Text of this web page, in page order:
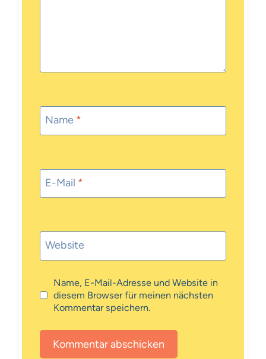
Name *
E-Mail *
Website
Name, E-Mail-Adresse und Website in
diesem Browser für meinen nächsten
Kommentar speichern.